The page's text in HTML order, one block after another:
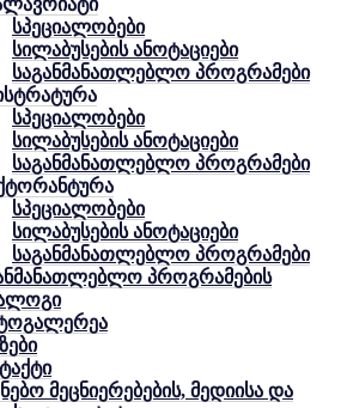
სპეციალობები
სილაბუსების ანოტაციები
საგანმანათლებლო პროგრამები
სპეციალობები
სილაბუსების ანოტაციები
საგანმანათლებლო პროგრამები
სპეციალობები
სილაბუსების ანოტაციები
საგანმანათლებლო პროგრამები
პროგრამების
მეცნიერებების, მედიისა და